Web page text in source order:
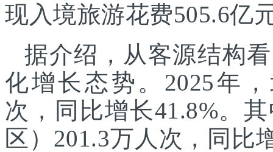
现入境旅游花费505.6亿
据介绍，从客源结构
化增长态势。2025年
次，同比增长41.8%。
区）201.3万人次，同比